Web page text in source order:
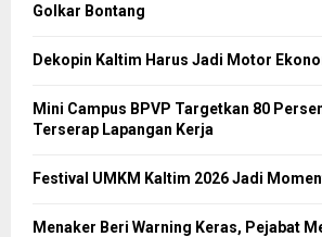
Golkar Bontang
Dekopin Kaltim Harus Jadi Motor
Mini Campus BPVP Targetkan 80
Terserap Lapangan Kerja
Festival UMKM Kaltim 2026 Jadi
Menaker Beri Warning Keras, Pejabat